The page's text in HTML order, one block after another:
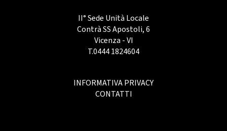
II° Sede Unità Locale
Contrà SS Apostoli, 6
Vicenza - VI
T.0444 1824604
INFORMATIVA PRIVACY
CONTATTI